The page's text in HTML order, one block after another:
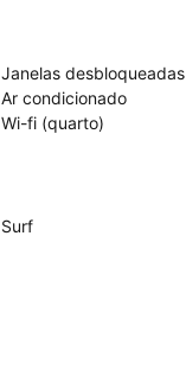
Janelas desbloqueadas
Ar condicionado
Wi-fi (quarto)
Surf